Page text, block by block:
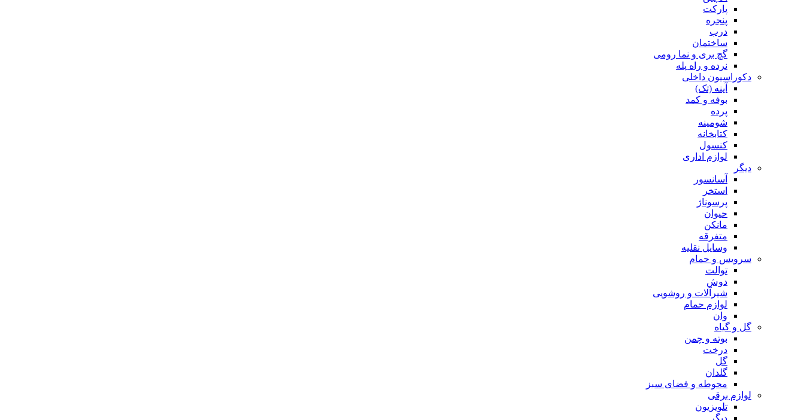
پارکت
پنجره
درب
ساختمان
گچ بری و نما رومی
نرده و راه پله
دکوراسیون داخلی
آینه (تک)
بوفه و کمد
پرده
شومینه
کتابخانه
کنسول
لوازم اداری
دیگر
آسانسور
استخر
پرسوناژ
حیوان
مانکن
متفرقه
وسایل نقلیه
سرویس و حمام
توالت
دوش
شیرآلات و روشویی
لوازم حمام
وان
گل و گیاه
بوته و چمن
درخت
گل
گلدان
محوطه و فضای سبز
لوازم برقی
تلویزیون
دیگر